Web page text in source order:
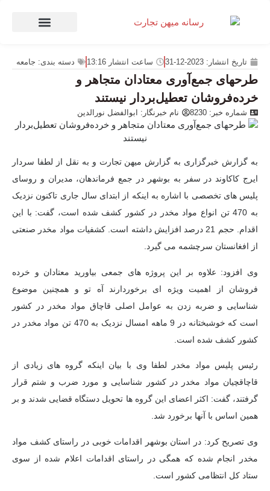
تاریخ انتشار: 2023-12-31 ساعت انتشار 13:16 دسته بندی: جامعه
طرحهای جمع‌آوری معتادان متجاهر و
خرده‌فروشان تعطیل‌بردار نیستند
شماره خبر: 8230 نام خبرنگار: ابوالفضل نورالدین
به گزارش خبرگزاری به گزارش میهن تجارت و به نقل از لطفا سردار
ایرج کاکاوند در سفر به بوشهر در جمع فرماندهان، مدیران و روسای
پلیس های تخصصی با اشاره به اینکه از ابتدای سال جاری تاکنون نزدیک
به 470 تن انواع مواد مخدر در کشور کشف شده است، گفت: با این
اقدام. حجم 21 درصد افزایش داشته است. کشفیات مواد مخدر صنعتی
از افغانستان سرچشمه می گیرد.
وی افزود: علاوه بر این پروژه های جمعی بیاورید
معتادان و خرده
فروشان از اهمیت ویژه ای برخوردارند
آه تو و همچنین موضوع
شناسایی و ضربه زدن به عوامل اصلی قاچاق مواد مخدر در کشور
است که خوشبختانه در 9 ماهه امسال نزدیک به 470 تن مواد مخدر در
کشور کشف شده است.
رئیس پلیس مواد مخدر لطفا وی با بیان اینکه گروه های زیادی از
قاچاقچیان مواد مخدر در کشور شناسایی و مورد ضرب و شتم قرار
گرفتند، گفت: اکثر اعضای این گروه ها تحویل دستگاه قضایی شدند و بر
همین اساس با آنها برخورد شد.
وی تصریح کرد: در استان بوشهر اقدامات خوبی در راستای کشف مواد
مخدر انجام شده که همگی در راستای اقدامات اعلام شده از سوی
ستاد کل انتظامی کشور است.